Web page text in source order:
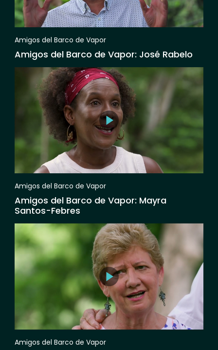
Amigos del Barco de Vapor
Amigos del Barco de Vapor: José Rabelo
Amigos del Barco de Vapor
Amigos del Barco de Vapor: Mayra
Santos-Febres
Amigos del Barco de Vapor